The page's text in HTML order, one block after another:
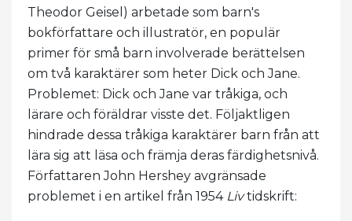
Theodor Geisel) arbetade som barn's
bokförfattare och illustratör, en populär
primer för små barn involverade berättelsen
om två karaktärer som heter Dick och Jane.
Problemet: Dick och Jane var tråkiga, och
lärare och föräldrar visste det. Följaktligen
hindrade dessa tråkiga karaktärer barn från att
lära sig att läsa och främja deras färdighetsnivå.
Författaren John Hershey avgränsade
problemet i en artikel från 1954 Livtidskrift: